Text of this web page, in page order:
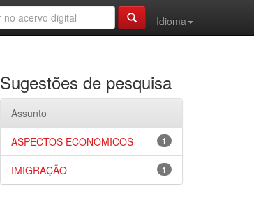
Idioma
Sugestões de pesquisa
Assunto
1
ASPECTOS ECONÔMICOS
1
IMIGRAÇÃO